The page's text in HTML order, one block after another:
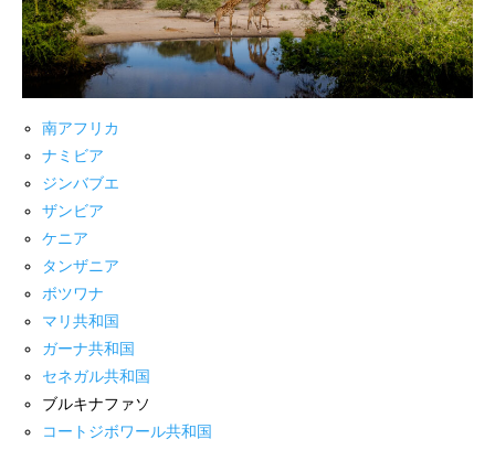
南アフリカ
ナミビア
ジンバブエ
ザンビア
ケニア
タンザニア
ボツワナ
マリ共和国
ガーナ共和国
セネガル共和国
ブルキナファソ
コートジボワール共和国